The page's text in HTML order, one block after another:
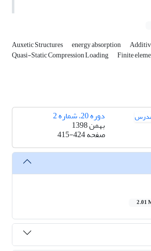
Auxetic Structures energy absorption
Quasi-Static Compression Loading Finite
دوره 20، شماره 2
بهمن 1398
صفحه415-424
2.01